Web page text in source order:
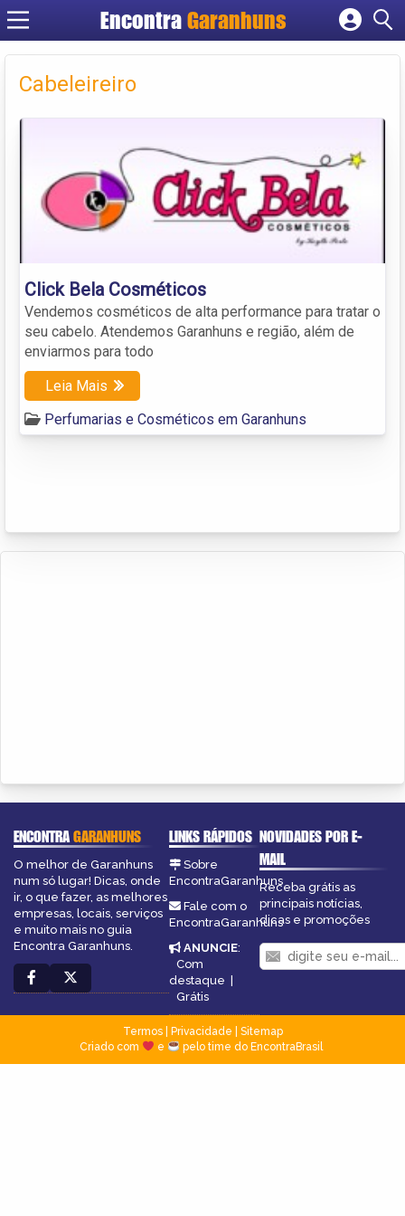
EncontraGaranhuns
Cadastrar empresa
Cabeleireiro
Click Bela Cosméticos
Vendemos cosméticos de alta performance para tratar o
seu cabelo. Atendemos Garanhuns e região, além de
enviarmos para todo
Leia Mais
Perfumarias e Cosméticos em Garanhuns
ENCONTRAGARANHUNS
O melhor de Garanhuns
num só lugar! Dicas, onde
ir, o que fazer, as melhores
empresas, locais, serviços
e muito mais no guia
Encontra Garanhuns.
LINKS RÁPIDOS
Sobre
EncontraGaranhuns
Fale com o
EncontraGaranhuns
ANUNCIE:
Com
destaque |
Grátis
NOVIDADES POR E-
MAIL
Receba grátis as
principais notícias,
dicas e promoções
Termos| Privacidade
Sitemap
Criado com
e pelo time do EncontraBrasil